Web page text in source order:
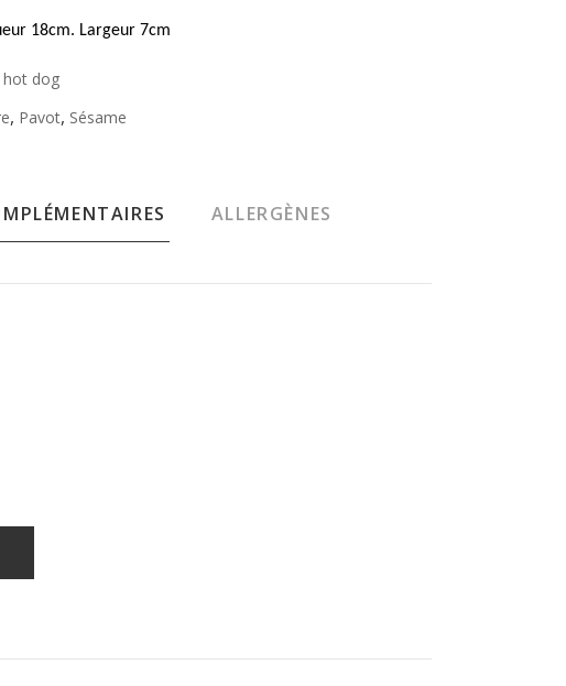
18cm. Largeur 7cm
hot dog
, Pavot, Sésame
ALLERGÈNES